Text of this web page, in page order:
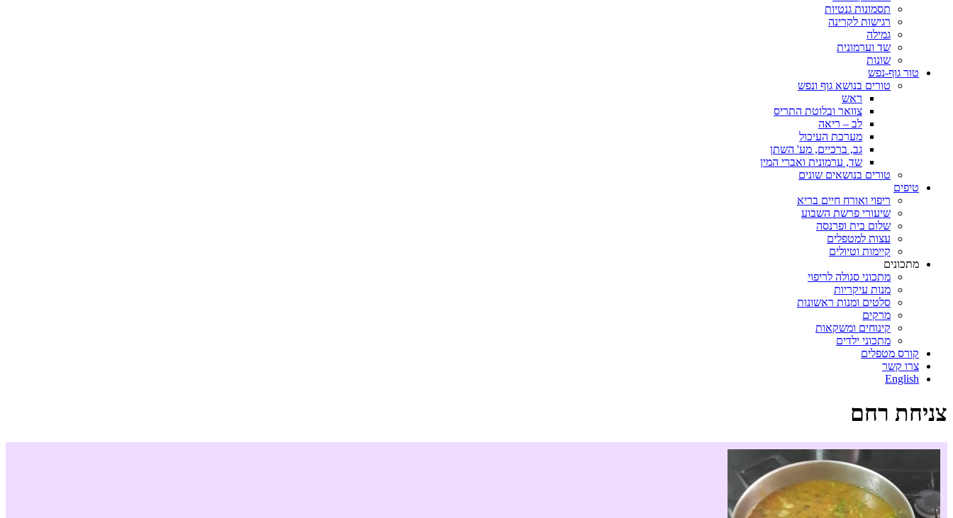
תסמונות גנטיות
רגישות לקרינה
גמילה
שד וערמונית
שונות
טור גוף-נפש
טורים בנושא גוף ונפש
ראש
צוואר ובלוטת התריס
לב – ריאה
מערכת העיכול
גב, ברכיים, מע' השתן
שד, ערמונית ואברי המין
טורים בנושאים שונים
טיפים
ריפוי ואורח חיים בריא
שיעורי פרשת השבוע
שלום בית ופרנסה
עצות למטפלים
קיימות וטיולים
מתכונים
מתכוני סגולה לריפוי
מנות עיקריות
סלטים ומנות ראשונות
מרקים
קינוחים ומשקאות
מתכוני ילדים
קורס מטפלים
צרו קשר
English
צניחת רחם